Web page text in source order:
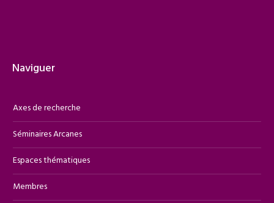
Naviguer
Axes de recherche
Séminaires Arcanes
Espaces thématiques
Membres